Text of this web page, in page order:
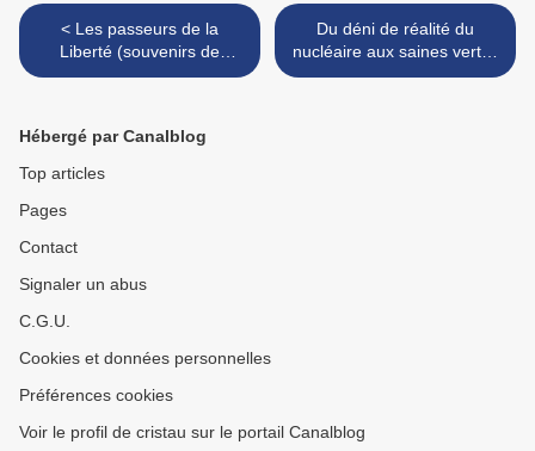
< Les passeurs de la
Liberté (souvenirs de
passeur de la Résistance
Du déni de réalité du
nucléaire aux saines vertus
de l'échec pour nos forts en
Hébergé par Canalblog
Top articles
Pages
Contact
Signaler un abus
C.G.U.
Cookies et données personnelles
Préférences cookies
Voir le profil de cristau sur le portail Canalblog